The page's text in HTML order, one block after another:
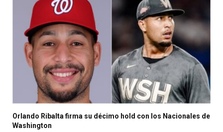
Orlando Ribalta firma su décimo hold con los Nacionales de
Washington